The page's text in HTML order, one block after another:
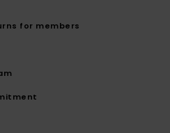
for members